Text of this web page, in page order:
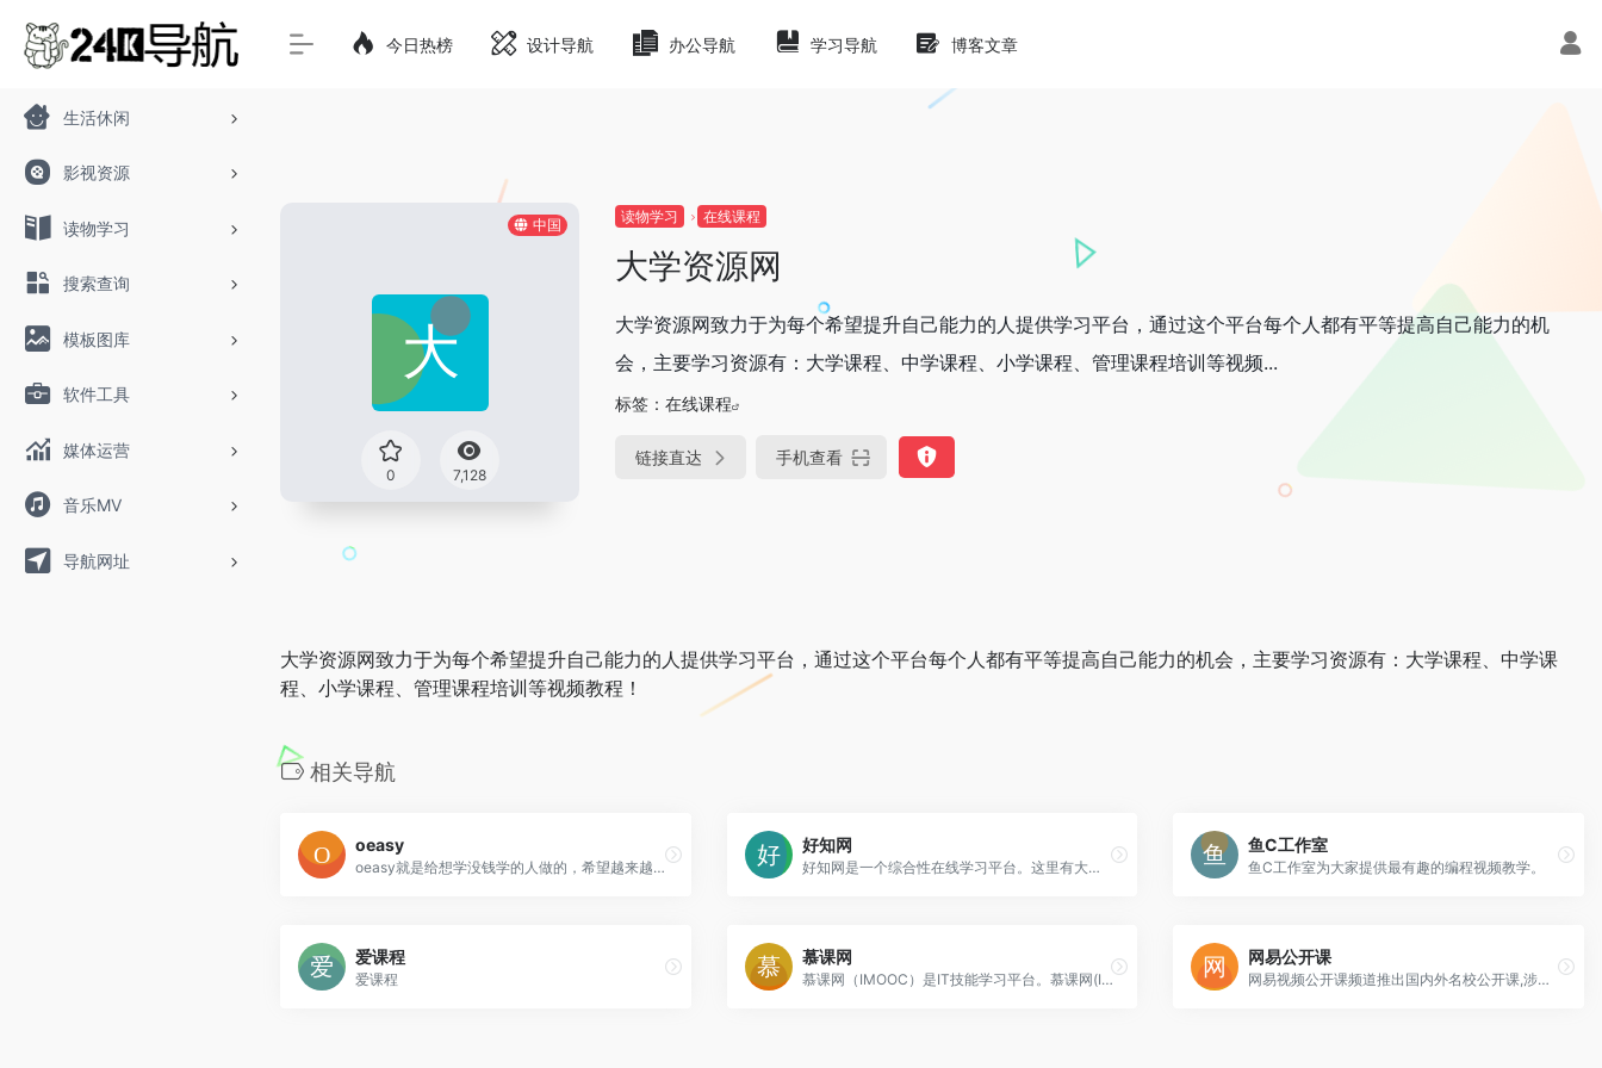
生活休闲
影视资源
读物学习
搜索查询
模板图库
软件工具
媒体运营
音乐MV
导航网址
今日热榜 设计导航 办公导航 学习导航 博客文章
中国
0 7,128
读物学习 在线课程
大学资源网
大学资源网致力于为每个希望提升自己能力的人提供学习平台，通过这个平台每个人都有平等提高自己能力的机
会，主要学习资源有：大学课程、中学课程、小学课程、管理课程培训等视频...
标签： 在线课程
链接直达 手机查看
大学资源网致力于为每个希望提升自己能力的人提供学习平台，通过这个平台每个人都有平等提高自己能力的机会，主要学习资源有：大学课程、中学课
程、小学课程、管理课程培训等视频教程！
相关导航
oeasy
oeasy就是给想学没钱学的人做的，希望越来越多的人来做教程.
好知网
好知网是一个综合性在线学习平台。这里有大量的在线课程，课程涵盖计算机知识，企业管理，摄影，photoshop，职业技能，运动、外语、美食，时尚，手工艺，公开课，职业资格考试等。
鱼C工作室
鱼C工作室为大家提供最有趣的编程视频教学。
爱课程
爱课程
慕课网
慕课网（IMOOC）是IT技能学习平台。慕课网(IMOOC)提供了丰富的移动端开发、php开发、web前端、android开发以及html5等视频教程资源公开课。并且富有交互性及趣味性，你还可以和朋友一起编程。
网易公开课
网易视频公开课频道推出国内外名校公开课,涉及广泛的学科,名校老师认真讲解深度剖析,网易视频公开课频道搭建起强有力的网络视频教学平台